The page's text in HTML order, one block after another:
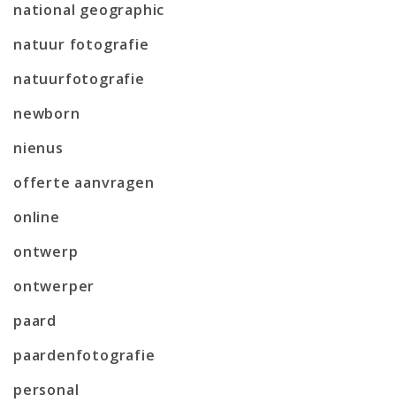
national geographic
natuur fotografie
natuurfotografie
newborn
nienus
offerte aanvragen
online
ontwerp
ontwerper
paard
paardenfotografie
personal